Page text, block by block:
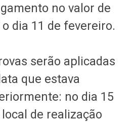
no valor de
o dia 11 de fevereiro.
serão aplicadas
que estava
no dia 15
de realização